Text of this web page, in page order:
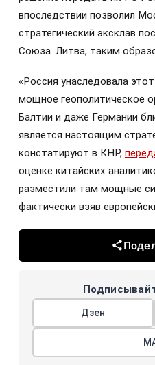
впоследствии позволил
стратегический эксклав
Союза. Литва, таким
«Россия унаследовала
мощное геополитическое
Балтии и даже Германии
является настоящим
констатируют в КНР,
оценке китайских
разместили там мощные
фактически взяв
Дзен